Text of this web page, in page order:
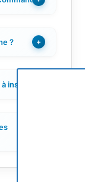
? +
installer ?